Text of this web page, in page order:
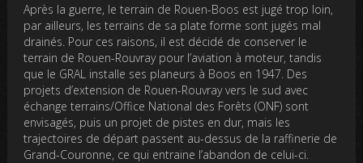
Après la guerre, le terrain de Rouen-Boos est jugé trop loin,
par ailleurs, les terrains de sa plate forme sont jugés mal
drainés. Pour ces raisons, il est décidé de conserver le
terrain de Rouen-Rouvray pour l’aviation à moteur, tandis
que le GRAL installe ses planeurs à Boos en 1947. Des
projets d’extension de Rouen-Rouvray vers le sud avec
échange terrains/Office National des Forêts (ONF) sont
envisagés, puis un projet de pistes en dur, mais les
trajectoires de départ passent au-dessus de la raffinerie de
Grand-Couronne, ce qui entraine l’abandon de celui-ci.